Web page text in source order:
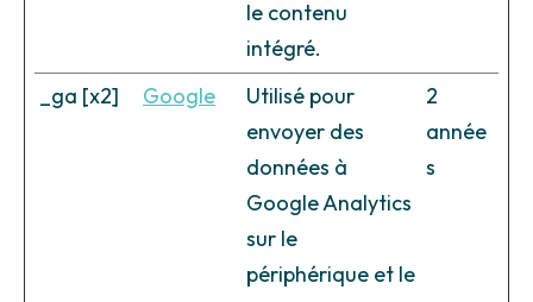
le contenu
intégré.
_ga [x2] Google
Utilisé pour
envoyer des
données à
Google Analytics
sur le
périphérique et le
2
année
s